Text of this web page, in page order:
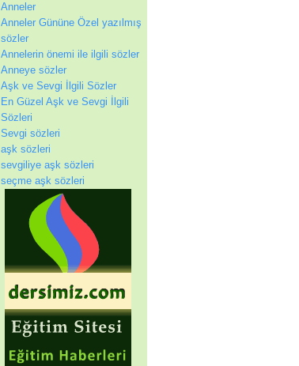
Anneler
Anneler Gününe Özel yazılmış
sözler
Annelerin önemi ile ilgili sözler
Anneye sözler
Aşk ve Sevgi İlgili Sözler
En Güzel Aşk ve Sevgi İlgili
Sözleri
Sevgi sözleri
aşk sözleri
sevgiliye aşk sözleri
seçme aşk sözleri